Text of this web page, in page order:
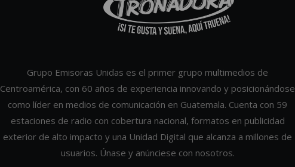
Grupo Emisoras Unidas es el primer grupo multimedios de
Centroamérica, con 60 años de experiencia innovando y posicionándose
como líder en medios de comunicación en Guatemala. Cuenta con 59
estaciones de radio con cobertura nacional, formatos en publicidad
exterior de alto impacto y una Unidad Digital que alcanza a millones de
usuarios. Únase y anúnciese con nosotros.